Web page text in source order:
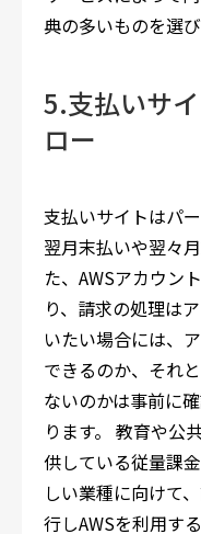
典の多いものを選び
5.支払いサ
ロー
支払いサイトはパ
翌月末払いや翌々
た、AWSアカウン
り、請求の処理は
いたい場合には、
できるのか、それ
ないのかは事前に
ります。 教育や公
供している従量課
しい業種に向けて
行しAWSを利用す